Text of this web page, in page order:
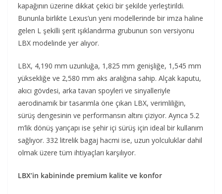
kapağının üzerine dikkat çekici bir şekilde yerleştirildi.
Bununla birlikte Lexus’un yeni modellerinde bir imza haline
gelen L şekilli şerit ışıklandırma grubunun son versiyonu
LBX modelinde yer alıyor.
LBX, 4,190 mm uzunluğa, 1,825 mm genişliğe, 1,545 mm
yüksekliğe ve 2,580 mm aks aralığına sahip. Alçak kaputu,
akıcı gövdesi, arka tavan spoyleri ve sinyalleriyle
aerodinamik bir tasarımla öne çıkan LBX, verimliliğin,
sürüş dengesinin ve performansın altını çiziyor. Ayrıca 5.2
m’lik dönüş yarıçapı ise şehir içi sürüş için ideal bir kullanım
sağlıyor. 332 litrelik bagaj hacmi ise, uzun yolculuklar dahil
olmak üzere tüm ihtiyaçları karşılıyor.
LBX’in kabininde premium kalite ve konfor